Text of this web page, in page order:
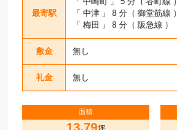
最寄駅
「 中津 」 8 分（ 御堂筋線 ）
「 梅田 」 8 分（ 阪急線 ）
敷金 無し
礼金 無し
面積
13.79